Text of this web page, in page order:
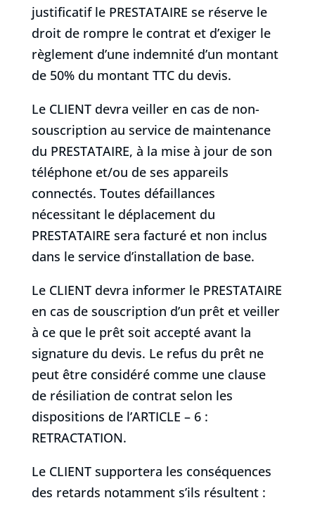
justificatif le PRESTATAIRE se réserve le
droit de rompre le contrat et d’exiger le
règlement d’une indemnité d’un montant
de 50% du montant TTC du devis.
Le CLIENT devra veiller en cas de non-
souscription au service de maintenance
du PRESTATAIRE, à la mise à jour de son
téléphone et/ou de ses appareils
connectés. Toutes défaillances
nécessitant le déplacement du
PRESTATAIRE sera facturé et non inclus
dans le service d’installation de base.
Le CLIENT devra informer le PRESTATAIRE
en cas de souscription d’un prêt et veiller
à ce que le prêt soit accepté avant la
signature du devis. Le refus du prêt ne
peut être considéré comme une clause
de résiliation de contrat selon les
dispositions de l’ARTICLE – 6 :
RETRACTATION.
Le CLIENT supportera les conséquences
des retards notamment s’ils résultent :